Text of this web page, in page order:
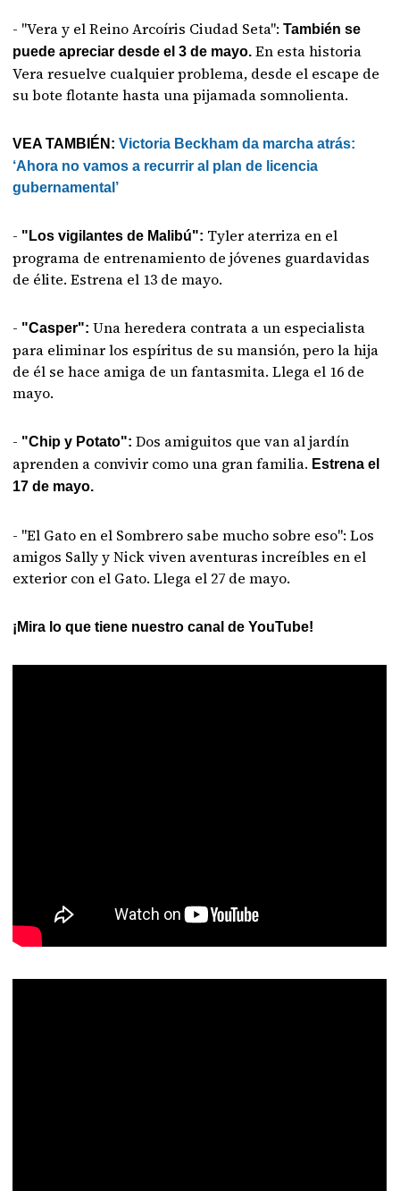
- "Vera y el Reino Arcoíris Ciudad Seta":También se
puede apreciar desde el 3 de mayo.En esta historia
Vera resuelve cualquier problema, desde el escape de
su bote flotante hasta una pijamada somnolienta.
VEA TAMBIÉN:Victoria Beckham da marcha atrás:
‘Ahora no vamos a recurrir al plan de licencia
gubernamental’
- "Los vigilantes de Malibú": Tyler aterriza en el
programa de entrenamiento de jóvenes guardavidas
de élite. Estrena el 13 de mayo.
- "Casper":Una heredera contrata a un especialista
para eliminar los espíritus de su mansión, pero la hija
de él se hace amiga de un fantasmita. Llega el 16 de
mayo.
- "Chip y Potato":Dos amiguitos que van al jardín
aprenden a convivir como una gran familia. Estrena el
17 de mayo.
- "El Gato en el Sombrero sabe mucho sobre eso": Los
amigos Sally y Nick viven aventuras increíbles en el
exterior con el Gato. Llega el 27 de mayo.
¡Mira lo que tiene nuestro canal de YouTube!